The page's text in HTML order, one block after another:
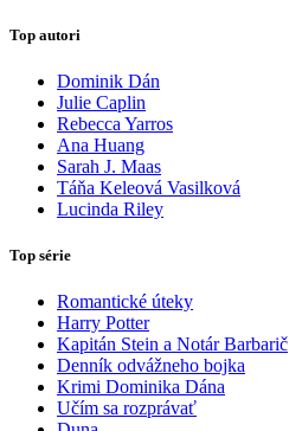
Top autori
Dominik Dán
Julie Caplin
Rebecca Yarros
Ana Huang
Sarah J. Maas
Táňa Keleová Vasilková
Lucinda Riley
Top série
Romantické úteky
Harry Potter
Kapitán Stein a Notár Barbarič
Denník odvážneho bojka
Krimi Dominika Dána
Učím sa rozprávať